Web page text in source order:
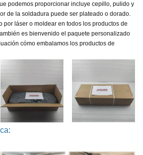
podemos proporcionar incluye cepillo, pulido y
de la soldadura puede ser plateado o dorado.
por láser o moldear en todos los productos de
es bienvenido el paquete personalizado
cómo embalamos los productos de